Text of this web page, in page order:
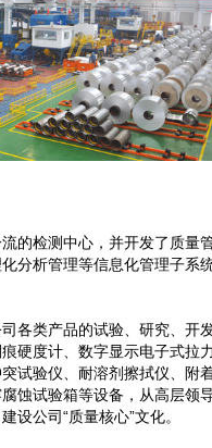
检测中心，并开发了质量
分析管理等信息化管理子系
类产品的试验、研究、开
硬度计、数字显示电子式拉
试验仪、耐溶剂擦拭仪、附
蚀试验箱等设备，从高层领
设公司“质量核心”文化。